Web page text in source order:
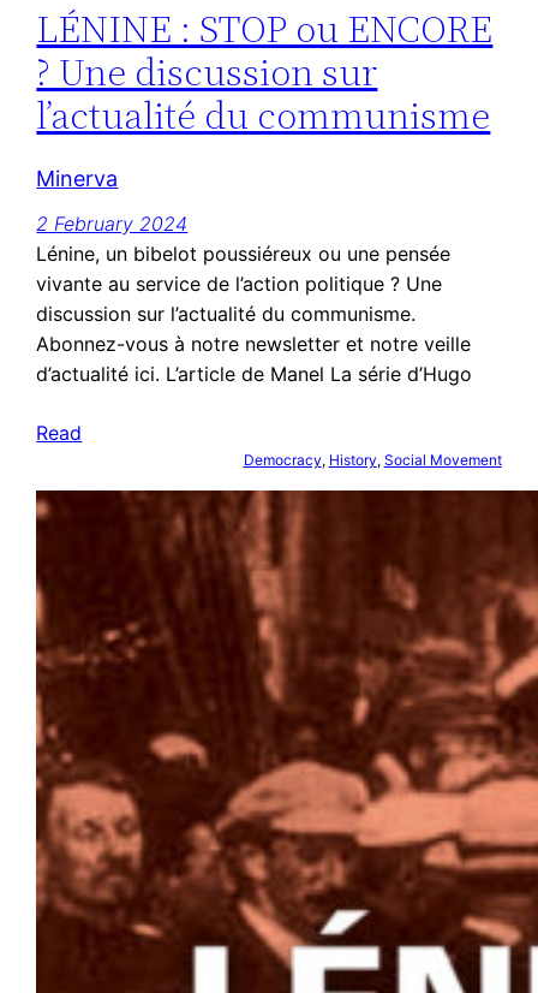
LÉNINE : STOP ou ENCORE
? Une discussion sur
l’actualité du communisme
Minerva
2 February 2024
Lénine, un bibelot poussiéreux ou une pensée
vivante au service de l’action politique ? Une
discussion sur l’actualité du communisme.
Abonnez-vous à notre newsletter et notre veille
d’actualité ici. L’article de Manel La série d’Hugo
Read
Democracy, History, Social Movement